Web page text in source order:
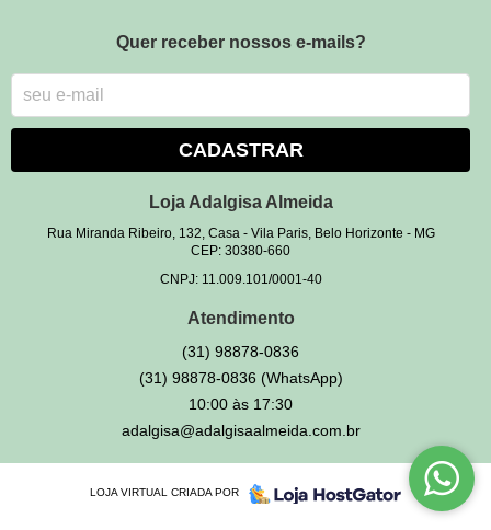
Quer receber nossos e-mails?
CADASTRAR
Loja Adalgisa Almeida
Rua Miranda Ribeiro, 132, Casa- Vila Paris, Belo Horizonte - MG
CEP: 30380-660
CNPJ: 11.009.101/0001-40
Atendimento
(31) 98878-0836
(31) 98878-0836 (WhatsApp)
10:00 às 17:30
adalgisa@adalgisaalmeida.com.br
LOJA VIRTUAL CRIADA POR